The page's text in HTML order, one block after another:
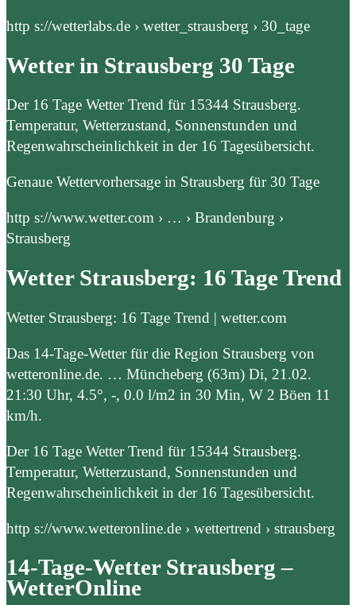
http s://wetterlabs.de › wetter_strausberg › 30_tage
Wetter in Strausberg 30 Tage
Der 16 Tage Wetter Trend für 15344 Strausberg.
Temperatur, Wetterzustand, Sonnenstunden und
Regenwahrscheinlichkeit in der 16 Tagesübersicht.
Genaue Wettervorhersage in Strausberg für 30 Tage
http s://www.wetter.com › … › Brandenburg ›
Strausberg
Wetter Strausberg: 16 Tage Trend
Wetter Strausberg: 16 Tage Trend | wetter.com
Das 14-Tage-Wetter für die Region Strausberg von
wetteronline.de. … Müncheberg (63m) Di, 21.02.
21:30 Uhr, 4.5°, -, 0.0 l/m2 in 30 Min, W 2 Böen 11
km/h.
Der 16 Tage Wetter Trend für 15344 Strausberg.
Temperatur, Wetterzustand, Sonnenstunden und
Regenwahrscheinlichkeit in der 16 Tagesübersicht.
http s://www.wetteronline.de › wettertrend › strausberg
14-Tage-Wetter Strausberg –
WetterOnline